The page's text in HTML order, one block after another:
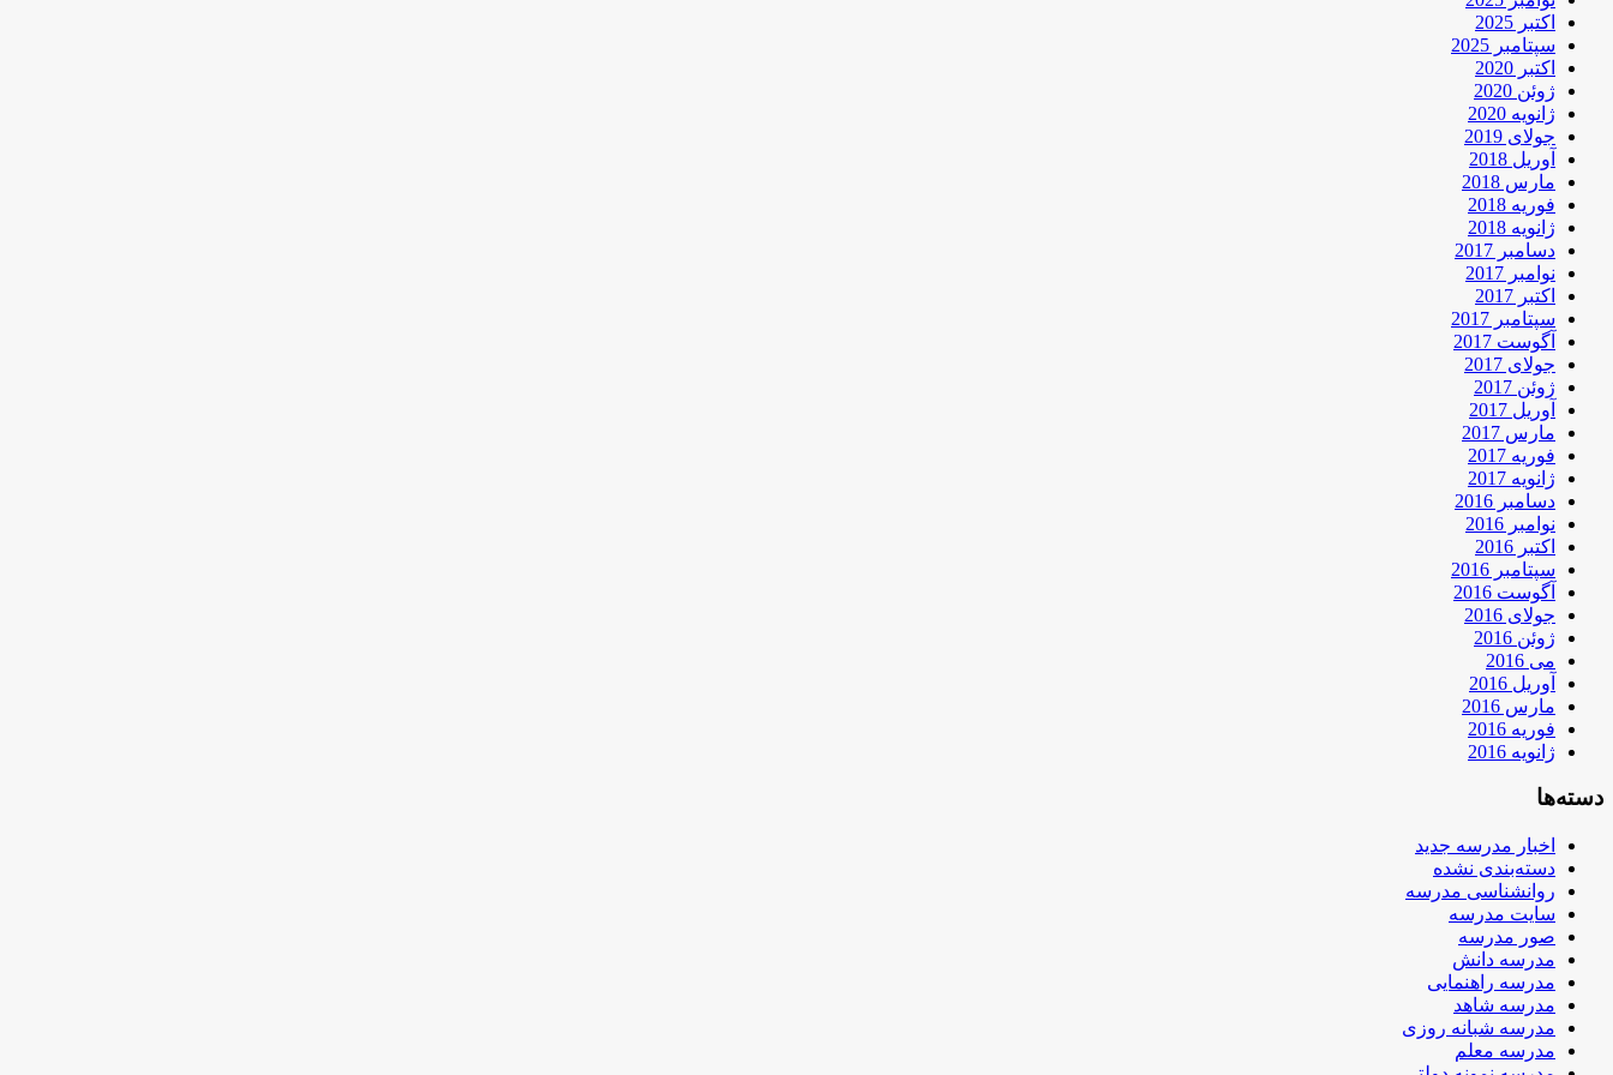
اکتبر 2025
سپتامبر 2025
اکتبر 2020
ژوئن 2020
ژانویه 2020
جولای 2019
آوریل 2018
مارس 2018
فوریه 2018
ژانویه 2018
دسامبر 2017
نوامبر 2017
اکتبر 2017
سپتامبر 2017
آگوست 2017
جولای 2017
ژوئن 2017
آوریل 2017
مارس 2017
فوریه 2017
ژانویه 2017
دسامبر 2016
نوامبر 2016
اکتبر 2016
سپتامبر 2016
آگوست 2016
جولای 2016
ژوئن 2016
می 2016
آوریل 2016
مارس 2016
فوریه 2016
ژانویه 2016
دسته‌ها
اخبار مدرسه جدید
دسته‌بندی نشده
روانشناسی مدرسه
سایت مدرسه
صور مدرسه
مدرسه دانش
مدرسه راهنمایی
مدرسه شاهد
مدرسه شبانه روزی
مدرسه معلم